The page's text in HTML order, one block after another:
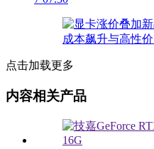
点击加载更多
内容相关产品